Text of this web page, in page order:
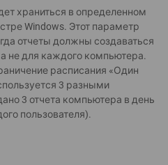
храниться в определенном
Windows. Этот параметр
отчеты должны создаваться
не для каждого компьютера.
расписания «Один
3 разными
3 отчета компьютера в день
пользователя).